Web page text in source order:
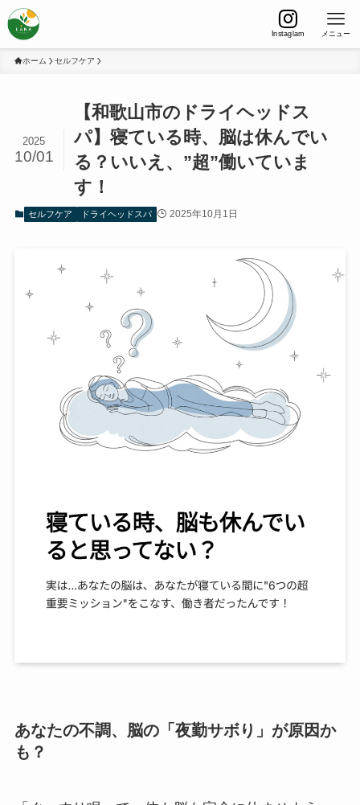
Instaglam メニュー
ホーム セルフケア
【和歌山市のドライヘッドス
パ】寝ている時、脳は休んでい
る？いいえ、”超”働いていま
す！
2025
10/01
セルフケア ドライヘッドスパ 2025年10月1日
あなたの不調、脳の「夜勤サボり」が原因か
も？